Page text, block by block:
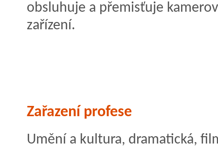
obsluhuje a přemisťuje
zařízení.
Zařazení profese
Umění a kultura, dramatická,